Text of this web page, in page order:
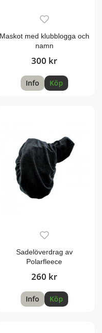
Maskot med klubblogga och
namn
300 kr
Info Köp
Sadelöverdrag av
Polarfleece
260 kr
Info Köp